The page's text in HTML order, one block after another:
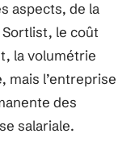
aspects, de la
Sortlist, le coût
la volumétrie
mais l’entreprise
des
salariale.